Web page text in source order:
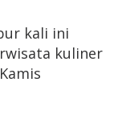
kali ini
kuliner